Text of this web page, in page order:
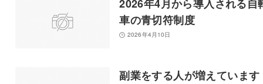
2026年4月から導入される自
車の青切符制度
2026年4月10日
副業をする人が増えています